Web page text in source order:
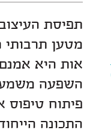
התכונה